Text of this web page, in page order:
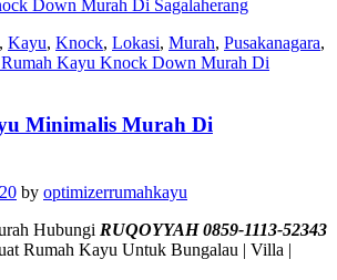
Down Murah Di Sagalaherang
, Kayu, Knock, Lokasi, Murah, Pusakanagara,
Rumah Kayu Knock Down Murah Di
Minimalis Murah Di
by optimizerrumahkayu
Hubungi RUQOYYAH 0859-1113-52343
Rumah Kayu Untuk Bungalau | Villa |